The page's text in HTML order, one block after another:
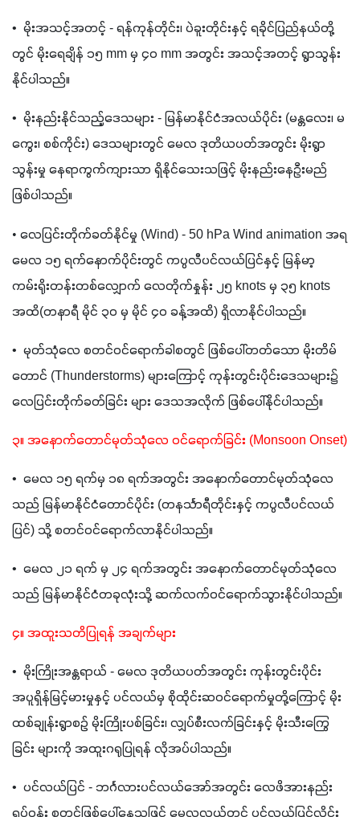
•  မိုးအသင့်အတင့် - ရန်ကုန်တိုင်း၊ ပဲခူးတိုင်းနှင့် ရခိုင်ပြည်နယ်တို့
တွင် မိုးရေချိန် ၁၅ mm မှ ၄၀ mm အတွင်း အသင့်အတင့် ရွာသွန်း
နိုင်ပါသည်။
•  မိုးနည်းနိုင်သည့်ဒေသများ - မြန်မာနိုင်ငံအလယ်ပိုင်း (မန္တလေး၊ မ
ကွေး၊ စစ်ကိုင်း) ဒေသများတွင် မေလ ဒုတိယပတ်အတွင်း မိုးရွာ
သွန်းမှု နေရာကွက်ကျားသာ ရှိနိုင်သေးသဖြင့် မိုးနည်းနေဦးမည်
ဖြစ်ပါသည်။
• လေပြင်းတိုက်ခတ်နိုင်မှု (Wind) - 50 hPa Wind animation အရ
မေလ ၁၅ ရက်နောက်ပိုင်းတွင် ကပ္ပလီပင်လယ်ပြင်နှင့် မြန်မာ့
ကမ်းရိုးတန်းတစ်လျှောက် လေတိုက်နှုန်း ၂၅ knots မှ ၃၅ knots
အထိ(တနာရီ မိုင် ၃၀ မှ မိုင် ၄၀ ခန့်အထိ) ရှိလာနိုင်ပါသည်။
•  မုတ်သုံလေ စတင်ဝင်ရောက်ခါစတွင် ဖြစ်ပေါ်တတ်သော မိုးတိမ်
တောင် (Thunderstorms) များကြောင့် ကုန်းတွင်းပိုင်းဒေသများ၌
လေပြင်းတိုက်ခတ်ခြင်း များ ဒေသအလိုက် ဖြစ်ပေါ်နိုင်ပါသည်။
၃။ အနောက်တောင်မုတ်သုံလေ ဝင်ရောက်ခြင်း (Monsoon Onset)
•  မေလ ၁၅ ရက်မှ ၁၈ ရက်အတွင်း အနောက်တောင်မုတ်သုံလေ
သည် မြန်မာနိုင်ငံတောင်ပိုင်း (တနင်္သာရီတိုင်းနှင့် ကပ္ပလီပင်လယ်
ပြင်) သို့ စတင်ဝင်ရောက်လာနိုင်ပါသည်။
•  မေလ ၂၁ ရက် မှ ၂၄ ရက်အတွင်း အနောက်တောင်မုတ်သုံလေ
သည် မြန်မာနိုင်ငံတခုလုံးသို့ ဆက်လက်ဝင်ရောက်သွားနိုင်ပါသည်။
၄။ အထူးသတိပြုရန် အချက်များ
•  မိုးကြိုးအန္တရာယ် - မေလ ဒုတိယပတ်အတွင်း ကုန်းတွင်းပိုင်း
အပူရှိန်မြင့်မားမှုနှင့် ပင်လယ်မှ စိုထိုင်းဆဝင်ရောက်မှုတို့ကြောင့် မိုး
ထစ်ချုန်းရွာစဉ် မိုးကြိုးပစ်ခြင်း၊ လျှပ်စီးလက်ခြင်းနှင့် မိုးသီးကြွေ
ခြင်း များကို အထူးဂရုပြုရန် လိုအပ်ပါသည်။
•  ပင်လယ်ပြင် - ဘင်္ဂလားပင်လယ်အော်အတွင်း လေဖိအားနည်း